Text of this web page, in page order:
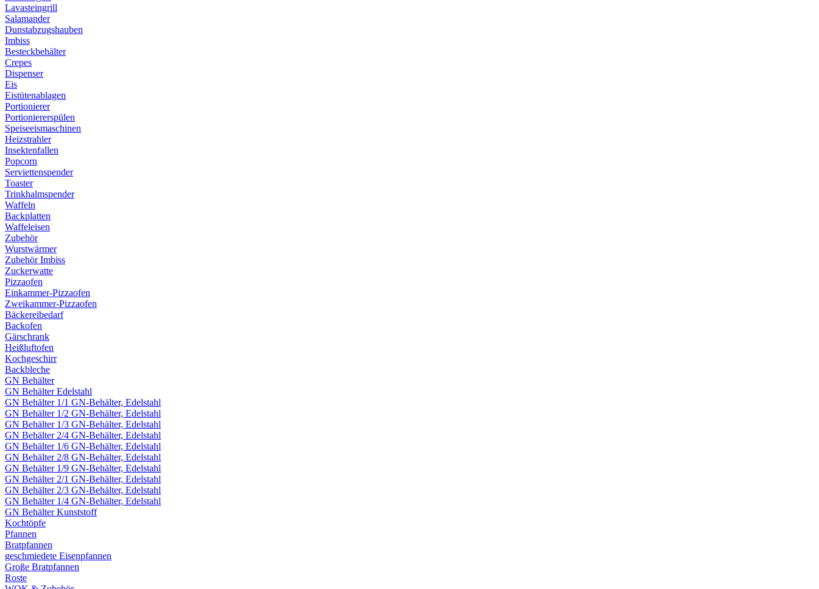
Lavasteingrill
Salamander
Dunstabzugshauben
Imbiss
Besteckbehälter
Crepes
Dispenser
Eis
Eistütenablagen
Portionierer
Portioniererspülen
Speiseeismaschinen
Heizstrahler
Insektenfallen
Popcorn
Serviettenspender
Toaster
Trinkhalmspender
Waffeln
Backplatten
Waffeleisen
Zubehör
Wurstwärmer
Zubehör Imbiss
Zuckerwatte
Pizzaofen
Einkammer-Pizzaofen
Zweikammer-Pizzaofen
Bäckereibedarf
Backofen
Gärschrank
Heißluftofen
Kochgeschirr
Backbleche
GN Behälter
GN Behälter Edelstahl
GN Behälter 1/1 GN-Behälter, Edelstahl
GN Behälter 1/2 GN-Behälter, Edelstahl
GN Behälter 1/3 GN-Behälter, Edelstahl
GN Behälter 2/4 GN-Behälter, Edelstahl
GN Behälter 1/6 GN-Behälter, Edelstahl
GN Behälter 2/8 GN-Behälter, Edelstahl
GN Behälter 1/9 GN-Behälter, Edelstahl
GN Behälter 2/1 GN-Behälter, Edelstahl
GN Behälter 2/3 GN-Behälter, Edelstahl
GN Behälter 1/4 GN-Behälter, Edelstahl
GN Behälter Kunststoff
Kochtöpfe
Pfannen
Bratpfannen
geschmiedete Eisenpfannen
Große Bratpfannen
Roste